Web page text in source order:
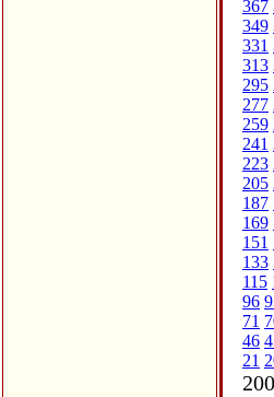
367
349
331
313
295
277
259
241
223
205
187
169
151
133
115
96
71
46
21